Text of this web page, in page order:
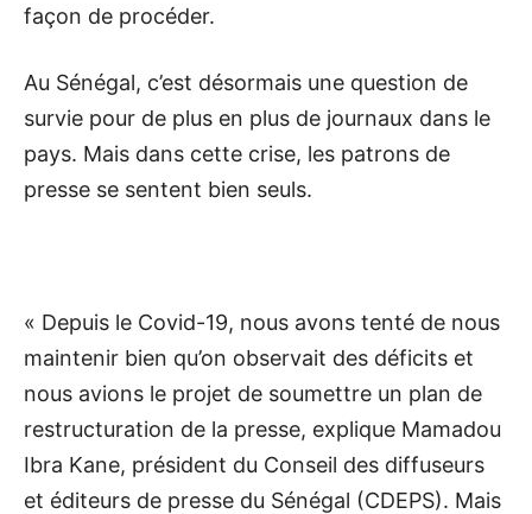
façon de procéder.
Au Sénégal, c’est désormais une question de
survie pour de plus en plus de journaux dans le
pays. Mais dans cette crise, les patrons de
presse se sentent bien seuls.
« Depuis le Covid-19, nous avons tenté de nous
maintenir bien qu’on observait des déficits et
nous avions le projet de soumettre un plan de
restructuration de la presse, explique Mamadou
Ibra Kane, président du Conseil des diffuseurs
et éditeurs de presse du Sénégal (CDEPS). Mais